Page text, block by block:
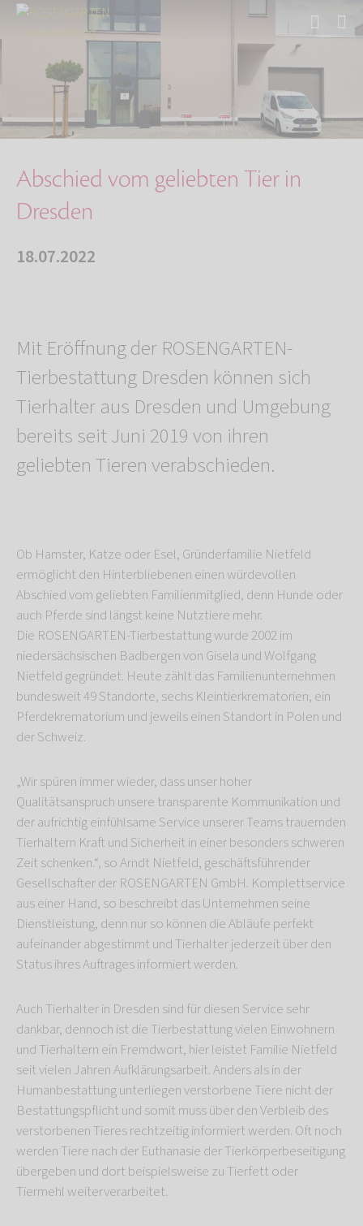
Über uns
Abschied vom geliebten Tier in Dresden
Abschied vom geliebten Tier in
Dresden
18.07.2022
Mit Eröffnung der ROSENGARTEN-
Tierbestattung Dresden können sich
Tierhalter aus Dresden und Umgebung
bereits seit Juni 2019 von ihren
geliebten Tieren verabschieden.
Ob Hamster, Katze oder Esel, Gründerfamilie Nietfeld
ermöglicht den Hinterbliebenen einen würdevollen
Abschied vom geliebten Familienmitglied, denn Hunde oder
auch Pferde sind längst keine Nutztiere mehr.
Die ROSENGARTEN-Tierbestattung wurde 2002 im
niedersächsischen Badbergen von Gisela und Wolfgang
Nietfeld gegründet. Heute zählt das Familienunternehmen
bundesweit 49 Standorte, sechs Kleintierkrematorien, ein
Pferdekrematorium und jeweils einen Standort in Polen und
der Schweiz.
„Wir spüren immer wieder, dass unser hoher
Qualitätsanspruch unsere transparente Kommunikation und
der aufrichtig einfühlsame Service unserer Teams trauernden
Tierhaltern Kraft und Sicherheit in einer besonders schweren
Zeit schenken.“, so Arndt Nietfeld, geschäftsführender
Gesellschafter der ROSENGARTEN GmbH. Komplettservice
aus einer Hand, so beschreibt das Unternehmen seine
Dienstleistung, denn nur so können die Abläufe perfekt
aufeinander abgestimmt und Tierhalter jederzeit über den
Status ihres Auftrages informiert werden.
Auch Tierhalter in Dresden sind für diesen Service sehr
dankbar, dennoch ist die Tierbestattung vielen Einwohnern
und Tierhaltern ein Fremdwort, hier leistet Familie Nietfeld
seit vielen Jahren Aufklärungsarbeit. Anders als in der
Humanbestattung unterliegen verstorbene Tiere nicht der
Bestattungspflicht und somit muss über den Verbleib des
verstorbenen Tieres rechtzeitig informiert werden. Oft noch
werden Tiere nach der Euthanasie der Tierkörperbeseitigung
übergeben und dort beispielsweise zu Tierfett oder
Tiermehl weiterverarbeitet.